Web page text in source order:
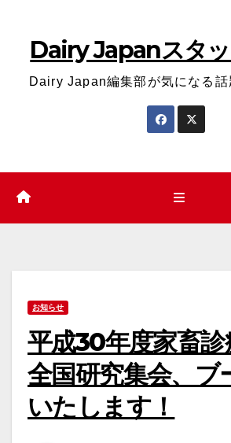
キ
プ
Dairy Japanスタ
Dairy Japan編集部が気になる話
お知らせ
平成30年度家畜
全国研究集会、ブ
いたします！